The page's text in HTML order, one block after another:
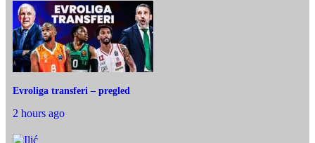
Evroliga transferi – pregled
2 hours ago